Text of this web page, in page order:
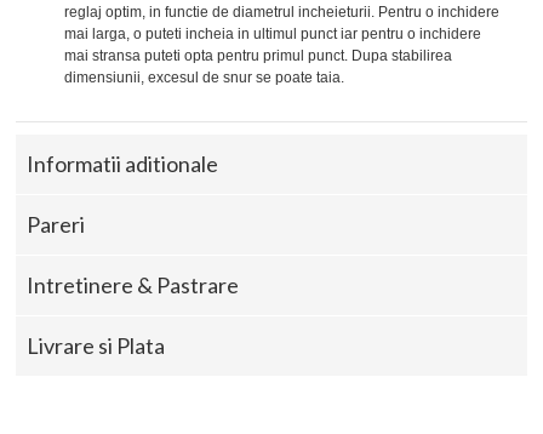
reglaj optim, in functie de diametrul incheieturii. Pentru o inchidere
mai larga, o puteti incheia in ultimul punct iar pentru o inchidere
mai stransa puteti opta pentru primul punct. Dupa stabilirea
dimensiunii, excesul de snur se poate taia.
Informatii aditionale
Pareri
Intretinere & Pastrare
Livrare si Plata